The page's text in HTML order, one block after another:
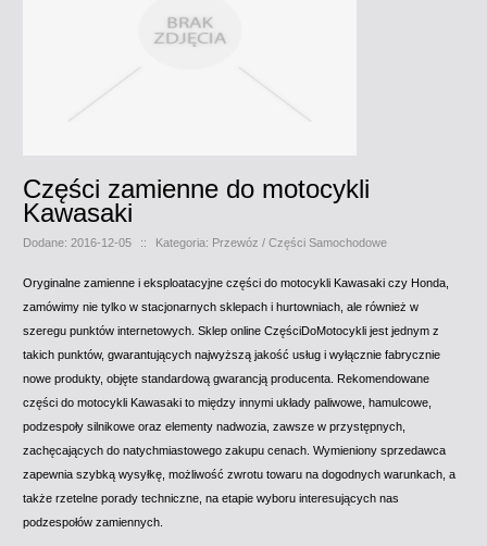
Części zamienne do motocykli
Kawasaki
Dodane: 2016-12-05 :: Kategoria: Przewóz / Części Samochodowe
Oryginalne zamienne i eksploatacyjne części do motocykli Kawasaki czy Honda,
zamówimy nie tylko w stacjonarnych sklepach i hurtowniach, ale również w
szeregu punktów internetowych. Sklep online CzęściDoMotocykli jest jednym z
takich punktów, gwarantujących najwyższą jakość usług i wyłącznie fabrycznie
nowe produkty, objęte standardową gwarancją producenta. Rekomendowane
części do motocykli Kawasaki to między innymi układy paliwowe, hamulcowe,
podzespoły silnikowe oraz elementy nadwozia, zawsze w przystępnych,
zachęcających do natychmiastowego zakupu cenach. Wymieniony sprzedawca
zapewnia szybką wysyłkę, możliwość zwrotu towaru na dogodnych warunkach, a
także rzetelne porady techniczne, na etapie wyboru interesujących nas
podzespołów zamiennych.